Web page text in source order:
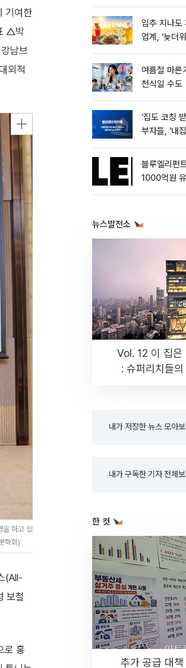
기여한
△박
남브
외적
을 하고 있
학회)
(All-
보철
로 홍
입추 지나도
업계, ‘늦더
여름철 마른
천식일 수
‘집도 코칭
부자들, ‘내
블루엘리펀
1000억원
뉴스발전소
Vol. 12 이 집은
: 슈퍼리치들
내가 저장한 뉴스 모아보
내가 구독한 기자 전체보
한 컷
추가 공급 대